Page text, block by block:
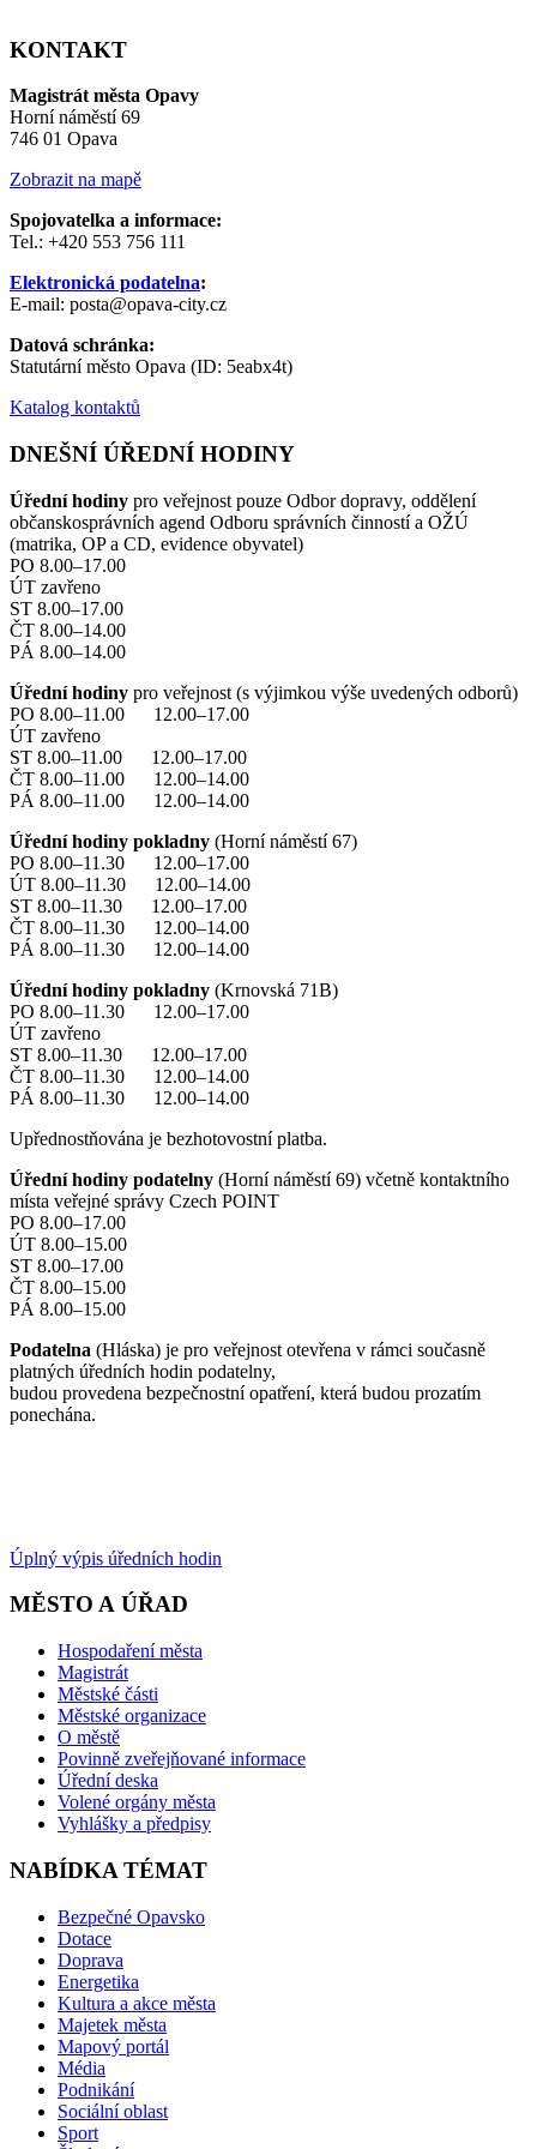
KONTAKT
Magistrát města Opavy
Horní náměstí 69
746 01 Opava
Zobrazit na mapě
Spojovatelka a informace:
Tel.: +420 553 756 111
Elektronická podatelna:
E-mail: posta@opava-city.cz
Datová schránka:
Statutární město Opava (ID: 5eabx4t)
Katalog kontaktů
DNEŠNÍ ÚŘEDNÍ HODINY
Úřední hodiny pro veřejnost pouze Odbor dopravy, oddělení
občanskosprávních agend Odboru správních činností a OŽÚ
(matrika, OP a CD, evidence obyvatel)
PO 8.00–17.00
ÚT zavřeno
ST 8.00–17.00
ČT 8.00–14.00
PÁ 8.00–14.00
Úřední hodiny pro veřejnost (s výjimkou výše uvedených odborů)
PO 8.00–11.00 12.00–17.00
ÚT zavřeno
ST 8.00–11.00 12.00–17.00
ČT 8.00–11.00 12.00–14.00
PÁ 8.00–11.00 12.00–14.00
Úřední hodiny pokladny (Horní náměstí 67)
PO 8.00–11.30 12.00–17.00
ÚT 8.00–11.30 12.00–14.00
ST 8.00–11.30 12.00–17.00
ČT 8.00–11.30 12.00–14.00
PÁ 8.00–11.30 12.00–14.00
Úřední hodiny pokladny (Krnovská 71B)
PO 8.00–11.30 12.00–17.00
ÚT zavřeno
ST 8.00–11.30 12.00–17.00
ČT 8.00–11.30 12.00–14.00
PÁ 8.00–11.30 12.00–14.00
Upřednostňována je bezhotovostní platba.
Úřední hodiny podatelny (Horní náměstí 69) včetně kontaktního
místa veřejné správy Czech POINT
PO 8.00–17.00
ÚT 8.00–15.00
ST 8.00–17.00
ČT 8.00–15.00
PÁ 8.00–15.00
Podatelna (Hláska) je pro veřejnost otevřena v rámci současně
platných úředních hodin podatelny,
budou provedena bezpečnostní opatření, která budou prozatím
ponechána.
Úplný výpis úředních hodin
MĚSTO A ÚŘAD
Hospodaření města
Magistrát
Městské části
Městské organizace
O městě
Povinně zveřejňované informace
Úřední deska
Volené orgány města
Vyhlášky a předpisy
NABÍDKA TÉMAT
Bezpečné Opavsko
Dotace
Doprava
Energetika
Kultura a akce města
Majetek města
Mapový portál
Média
Podnikání
Sociální oblast
Sport